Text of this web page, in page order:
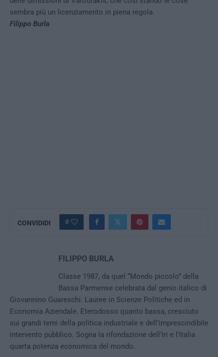
sembra più un licenziamento in piena regola.
Filippo Burla
CONVIDIDI 0
FILIPPO BURLA
Classe 1987, da quel “Mondo piccolo” della
Bassa Parmense celebrata dal genio italico di
Giovannino Guareschi. Lauree in Scienze Politiche ed in
Economia Aziendale. Eterodosso quanto bassa, cresciuto
sui grandi temi della politica industriale e dell’imprescindibile
intervento pubblico. Sogna la rifondazione dell’Iri e l’Italia
quarta potenza economica del mondo.